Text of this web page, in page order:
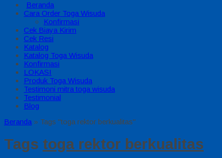
Beranda
Cara Order Toga Wisuda
Konfirmasi
Cek Biaya Kirim
Cek Resi
Katalog
Katalog Toga Wisuda
Konfirmasi
LOKASI
Produk Toga Wisuda
Testimoni mitra toga wisuda
Testimonial
Blog
Beranda » Tags "toga rektor berkualitas"
Tags toga rektor berkualitas